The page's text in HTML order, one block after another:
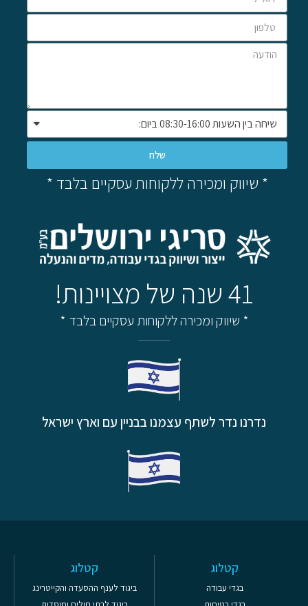
שלח
* שיווק ומכירה ללקוחות עסקיים בלבד *
41 שנה של מצויינות!
* שיווק ומכירה ללקוחות עסקיים בלבד *
נדרנו נדר לשתף עצמנו בבניין עם וארץ ישראל
קטלוג
בגדי עבודה
קטלוג
ביגוד לענף ההסעדה והקייטרינג